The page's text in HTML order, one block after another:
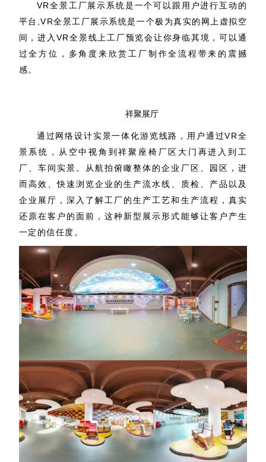
VR全景工厂展示系统是一个可以跟用户进行互动的
平台,VR全景工厂展示系统是一个极为真实的网上虚拟空
间，进入VR全景线上工厂预览会让你身临其境，可以通
过全方位，多角度来欣赏工厂制作全流程带来的震撼
感。
祥聚展厅
通过网络设计实景一体化游览线路，用户通过VR全
景系统，从空中视角到祥聚座椅厂区大门再进入到工
厂、车间实景。从航拍俯瞰整体的企业厂区、园区，进
而高效、快速浏览企业的生产流水线、质检、产品以及
企业展厅，深入了解工厂的生产工艺和生产流程，真实
还原在客户的面前，这种新型展示形式能够让客户产生
一定的信任度。